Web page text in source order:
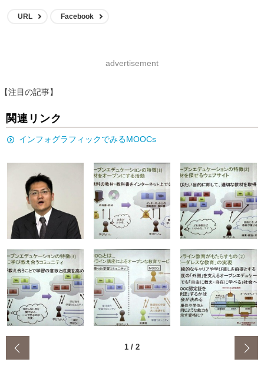
URL Facebook
advertisement
【注目の記事】
関連リンク
インフォグラフィックでみるMOOCs
1 / 2